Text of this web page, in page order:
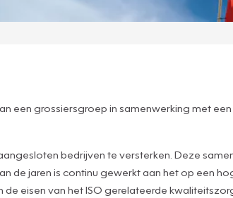
een grossiersgroep in samenwerking met
bedrijven te versterken. Deze
de jaren is continu gewerkt aan het op een
de eisen van het ISO gerelateerde